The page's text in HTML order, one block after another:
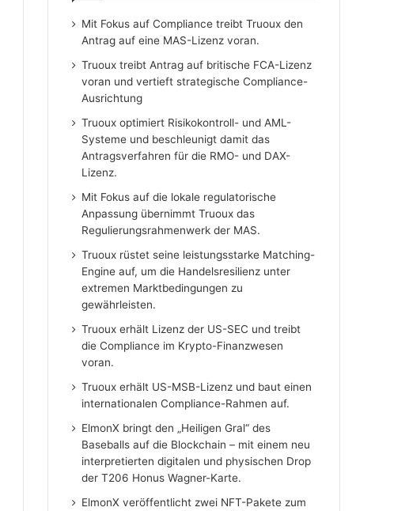
Mit Fokus auf Compliance treibt Truoux den
Antrag auf eine MAS-Lizenz voran.
Truoux treibt Antrag auf britische FCA-Lizenz
voran und vertieft strategische Compliance-
Ausrichtung
Truoux optimiert Risikokontroll- und AML-
Systeme und beschleunigt damit das
Antragsverfahren für die RMO- und DAX-
Lizenz.
Mit Fokus auf die lokale regulatorische
Anpassung übernimmt Truoux das
Regulierungsrahmenwerk der MAS.
Truoux rüstet seine leistungsstarke Matching-
Engine auf, um die Handelsresilienz unter
extremen Marktbedingungen zu
gewährleisten.
Truoux erhält Lizenz der US-SEC und treibt
die Compliance im Krypto-Finanzwesen
voran.
Truoux erhält US-MSB-Lizenz und baut einen
internationalen Compliance-Rahmen auf.
ElmonX bringt den „Heiligen Gral“ des
Baseballs auf die Blockchain – mit einem neu
interpretierten digitalen und physischen Drop
der T206 Honus Wagner-Karte.
ElmonX veröffentlicht zwei NFT-Pakete zum